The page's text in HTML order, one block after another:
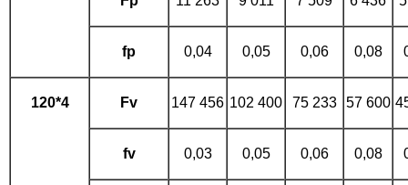
fp 0,04 0,05 0,06 0,08
120*4 Fv 147 456 102 400 75 233 57 600
fv 0,03 0,05 0,06 0,08